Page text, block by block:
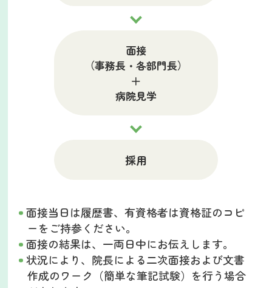
面接
（事務長・各部門長）
＋
病院見学
採用
面接当日は履歴書、有資格者は資格証のコピ
ーをご持参ください。
面接の結果は、一両日中にお伝えします。
状況により、院長による二次面接および文書
作成のワーク（簡単な筆記試験）を行う場合